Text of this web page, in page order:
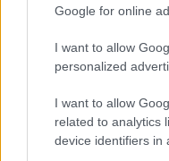
Google for online
I want to allow
personalized
I want to allow
related to analytics
device identifiers in
Propriétés
contre le
Les noix de
croissant pour leur